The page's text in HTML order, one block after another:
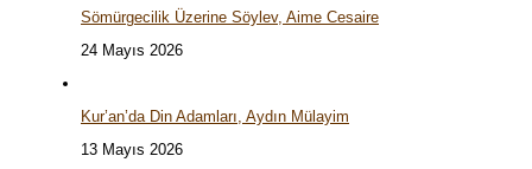
Sömürgecilik Üzerine Söylev, Aime Cesaire
24 Mayıs 2026
Kur’an’da Din Adamları, Aydın Mülayim
13 Mayıs 2026